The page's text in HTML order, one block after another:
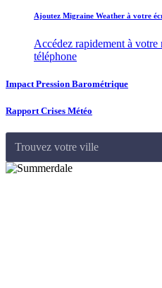
Ajoutez Migraine Weather à votre
Accédez rapidement à
téléphone
Impact Pression Barométrique
Rapport Crises Météo
Trouvez votre ville